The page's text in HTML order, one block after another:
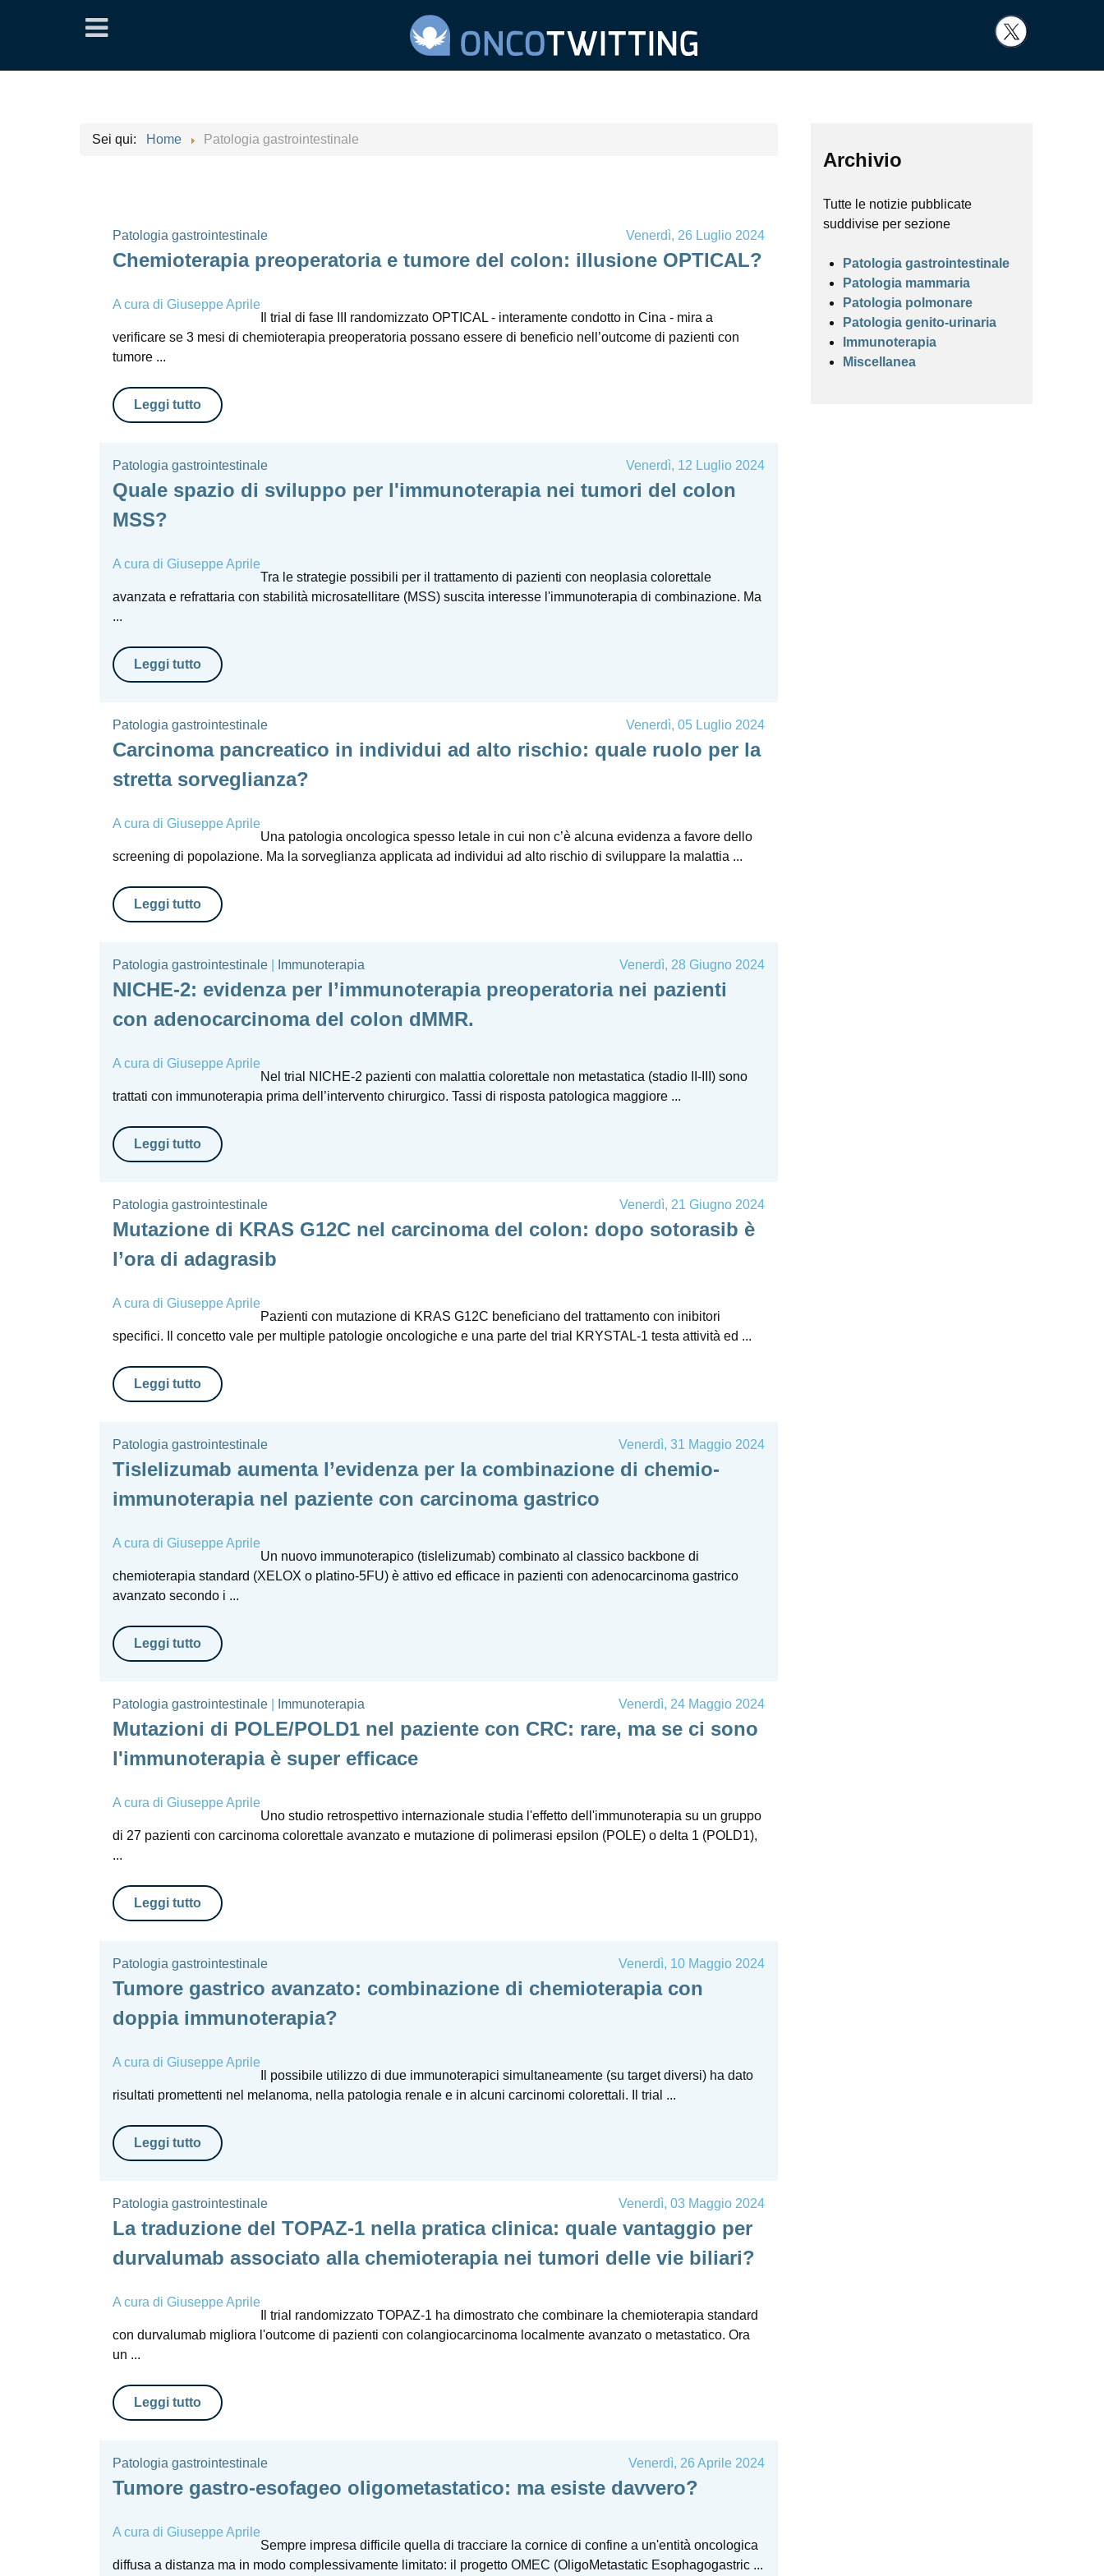
Sei qui: Home Patologia gastrointestinale
Patologia gastrointestinale Venerdì, 26 Luglio 2024
Chemioterapia preoperatoria e tumore del colon: illusione OPTICAL?
A cura di Giuseppe Aprile
Il trial di fase III randomizzato OPTICAL - interamente condotto in Cina - mira a
verificare se 3 mesi di chemioterapia preoperatoria possano essere di beneficio nell’outcome di pazienti con
tumore ...
Leggi tutto
Patologia gastrointestinale Venerdì, 12 Luglio 2024
Quale spazio di sviluppo per l'immunoterapia nei tumori del colon
MSS?
A cura di Giuseppe Aprile
Tra le strategie possibili per il trattamento di pazienti con neoplasia colorettale
avanzata e refrattaria con stabilità microsatellitare (MSS) suscita interesse l'immunoterapia di combinazione. Ma
...
Leggi tutto
Patologia gastrointestinale Venerdì, 05 Luglio 2024
Carcinoma pancreatico in individui ad alto rischio: quale ruolo per la
stretta sorveglianza?
A cura di Giuseppe Aprile
Una patologia oncologica spesso letale in cui non c’è alcuna evidenza a favore dello
screening di popolazione. Ma la sorveglianza applicata ad individui ad alto rischio di sviluppare la malattia ...
Leggi tutto
Patologia gastrointestinale Immunoterapia Venerdì, 28 Giugno 2024
NICHE-2: evidenza per l’immunoterapia preoperatoria nei pazienti
con adenocarcinoma del colon dMMR.
A cura di Giuseppe Aprile
Nel trial NICHE-2 pazienti con malattia colorettale non metastatica (stadio II-III) sono
trattati con immunoterapia prima dell’intervento chirurgico. Tassi di risposta patologica maggiore ...
Leggi tutto
Patologia gastrointestinale Venerdì, 21 Giugno 2024
Mutazione di KRAS G12C nel carcinoma del colon: dopo sotorasib è
l’ora di adagrasib
A cura di Giuseppe Aprile
Pazienti con mutazione di KRAS G12C beneficiano del trattamento con inibitori
specifici. Il concetto vale per multiple patologie oncologiche e una parte del trial KRYSTAL-1 testa attività ed ...
Leggi tutto
Patologia gastrointestinale Venerdì, 31 Maggio 2024
Tislelizumab aumenta l’evidenza per la combinazione di chemio-
immunoterapia nel paziente con carcinoma gastrico
A cura di Giuseppe Aprile
Un nuovo immunoterapico (tislelizumab) combinato al classico backbone di
chemioterapia standard (XELOX o platino-5FU) è attivo ed efficace in pazienti con adenocarcinoma gastrico
avanzato secondo i ...
Leggi tutto
Patologia gastrointestinale Immunoterapia Venerdì, 24 Maggio 2024
Mutazioni di POLE/POLD1 nel paziente con CRC: rare, ma se ci sono
l'immunoterapia è super efficace
A cura di Giuseppe Aprile
Uno studio retrospettivo internazionale studia l'effetto dell'immunoterapia su un gruppo
di 27 pazienti con carcinoma colorettale avanzato e mutazione di polimerasi epsilon (POLE) o delta 1 (POLD1),
...
Leggi tutto
Patologia gastrointestinale Venerdì, 10 Maggio 2024
Tumore gastrico avanzato: combinazione di chemioterapia con
doppia immunoterapia?
A cura di Giuseppe Aprile
Il possibile utilizzo di due immunoterapici simultaneamente (su target diversi) ha dato
risultati promettenti nel melanoma, nella patologia renale e in alcuni carcinomi colorettali. Il trial ...
Leggi tutto
Patologia gastrointestinale Venerdì, 03 Maggio 2024
La traduzione del TOPAZ-1 nella pratica clinica: quale vantaggio per
durvalumab associato alla chemioterapia nei tumori delle vie biliari?
A cura di Giuseppe Aprile
Il trial randomizzato TOPAZ-1 ha dimostrato che combinare la chemioterapia standard
con durvalumab migliora l'outcome di pazienti con colangiocarcinoma localmente avanzato o metastatico. Ora
un ...
Leggi tutto
Patologia gastrointestinale Venerdì, 26 Aprile 2024
Tumore gastro-esofageo oligometastatico: ma esiste davvero?
A cura di Giuseppe Aprile
Sempre impresa difficile quella di tracciare la cornice di confine a un'entità oncologica
diffusa a distanza ma in modo complessivamente limitato: il progetto OMEC (OligoMetastatic Esophagogastric ...
Archivio
Tutte le notizie pubblicate
suddivise per sezione
Patologia gastrointestinale
Patologia mammaria
Patologia polmonare
Patologia genito-urinaria
Immunoterapia
Miscellanea